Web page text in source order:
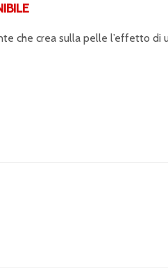
che crea sulla pelle l’effetto di